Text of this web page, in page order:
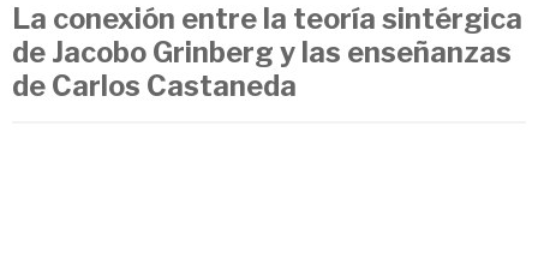
La conexión entre la teoría sintérgica
de Jacobo Grinberg y las enseñanzas
de Carlos Castaneda